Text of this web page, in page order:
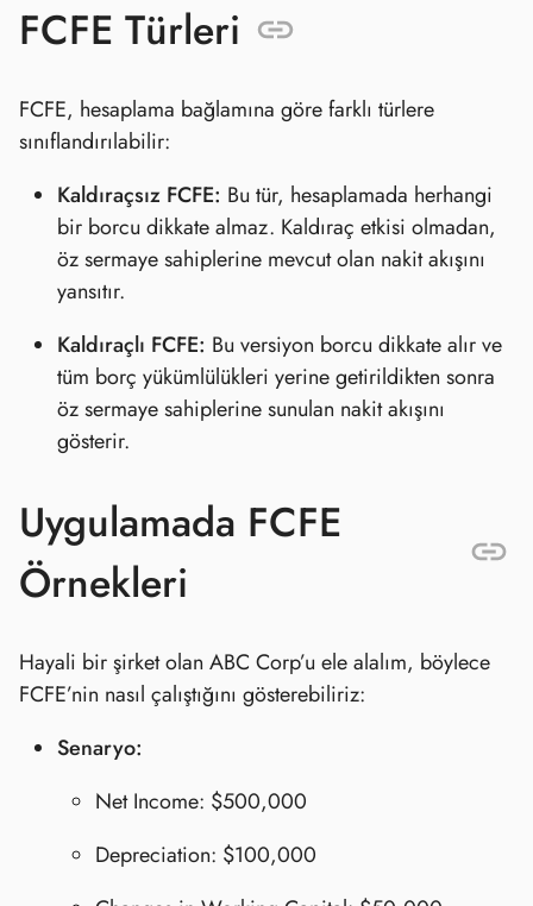
FCFE Türleri
FCFE, hesaplama bağlamına göre farklı türlere
sınıflandırılabilir:
Kaldıraçsız FCFE: Bu tür, hesaplamada herhangi
bir borcu dikkate almaz. Kaldıraç etkisi olmadan,
öz sermaye sahiplerine mevcut olan nakit akışını
yansıtır.
Kaldıraçlı FCFE: Bu versiyon borcu dikkate alır ve
tüm borç yükümlülükleri yerine getirildikten sonra
öz sermaye sahiplerine sunulan nakit akışını
gösterir.
Uygulamada FCFE
Örnekleri
Hayali bir şirket olan ABC Corp’u ele alalım, böylece
FCFE’nin nasıl çalıştığını gösterebiliriz:
Senaryo:
Net Income: $500,000
Depreciation: $100,000